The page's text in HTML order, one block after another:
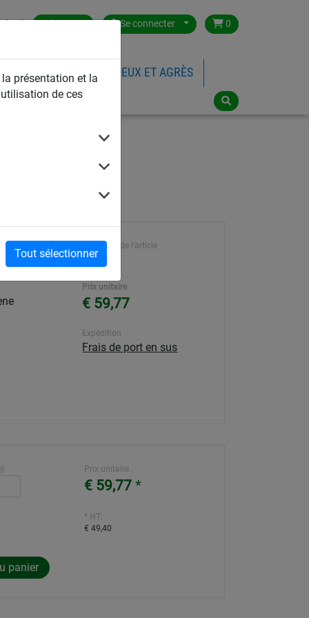
présentation et la
de ces
Tout sélectionner
Belgium Se connecter 0
FILETS DE SPORTS
JEUX ET AGRÈS
Référence de l'article
934
Prix unitaire
€ 59,77
Expédition
Frais de port en sus
Prix unitaire
€ 59,77 *
* HT:
€ 49,40